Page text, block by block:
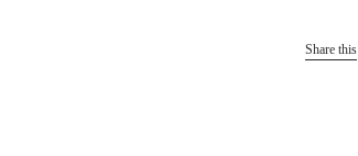
Share this